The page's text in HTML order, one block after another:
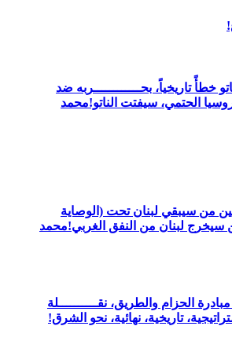
تاريخياً، بحــــــــــــربه ضد
الحتمي، سيفتت الناتو!محمد
من سيبقي لبنان تحت (الوصاية
سيخرج لبنان من النفق الغربي!محمد
الحزام والطريق، نقــــــــــلة
تاريخية، نهائية، نحو الشرق!